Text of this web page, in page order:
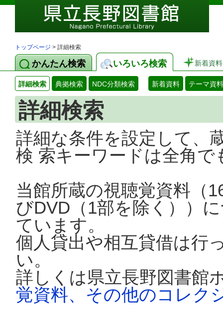
トップページ > 詳細検索
かんたん検索 いろいろ検索 新着資料
詳細検索 典拠検索 NDC分類検索 新着資料 テーマ資料
詳細検索
詳細な条件を設定して、
検 索キーワードは全角
当館所蔵の視聴覚資料（
びDVD（1部を除く））
ています。
個人貸出や相互貸借は行
い。
詳しくは県立長野図書館
覚資料、その他のコレク